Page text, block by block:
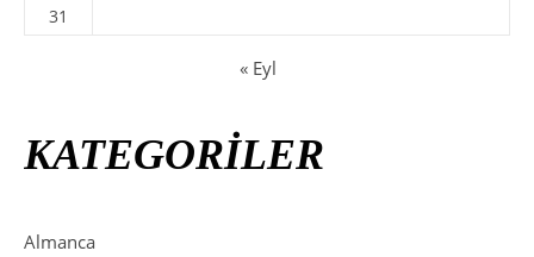
31
« Eyl
KATEGORİLER
Almanca